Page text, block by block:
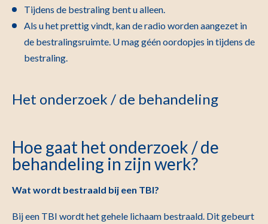
Tijdens de bestraling bent u alleen.
Als u het prettig vindt, kan de radio worden aangezet in
de bestralingsruimte. U mag géén oordopjes in tijdens de
bestraling.
Het onderzoek / de behandeling
Hoe gaat het onderzoek / de
behandeling in zijn werk?
Wat wordt bestraald bij een TBI?
Bij een TBI wordt het gehele lichaam bestraald. Dit gebeurt